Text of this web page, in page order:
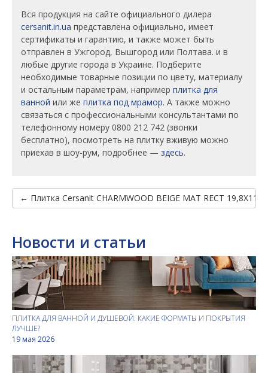
Вся продукция на сайте официального дилера
cersanit.in.ua представлена официально, имеет
сертификаты и гарантию, и также может быть
отправлен в Ужгород, Вышгород или Полтава. и в
любые другие города в Украине. Подберите
необходимые товарные позиции по цвету, материалу
и остальным параметрам, например плитка для
ванной или же плитка под мрамор. А также можно
связаться с профессиональными консультантами по
телефонному номеру 0800 212 742 (звонки
бесплатно), посмотреть на плитку вживую можно
приехав в шоу-рум, подробнее — здесь.
← Плитка Cersanit CHARMWOOD BEIGE MAT RECT
Новости и статьи
ПЛИТКА ДЛЯ ВАННОЙ И ДУШЕВОЙ: КАКИЕ ФОРМАТЫ И ПОКРЫТИЯ
ЛУЧШЕ?
19 мая 2026